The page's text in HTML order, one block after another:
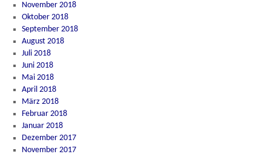
November 2018
Oktober 2018
September 2018
August 2018
Juli 2018
Juni 2018
Mai 2018
April 2018
März 2018
Februar 2018
Januar 2018
Dezember 2017
November 2017